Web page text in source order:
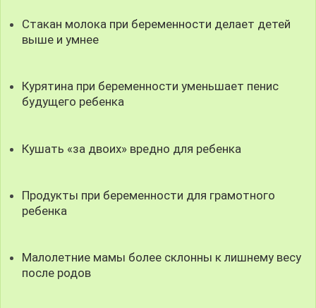
Стакан молока при беременности делает детей
выше и умнее
Курятина при беременности уменьшает пенис
будущего ребенка
Кушать «за двоих» вредно для ребенка
Продукты при беременности для грамотного
ребенка
Малолетние мамы более склонны к лишнему весу
после родов